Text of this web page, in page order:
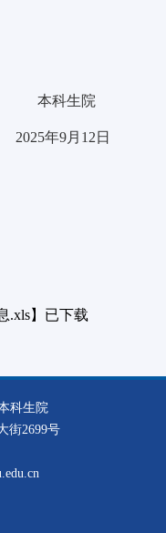
本科生院
2025年9月12日
.xls】已下载
科生院
街2699号